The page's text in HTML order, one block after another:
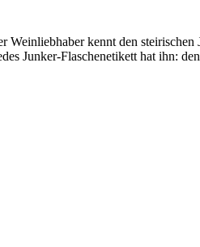
Weinliebhaber kennt den steirischen
Junker-Flaschenetikett hat ihn: